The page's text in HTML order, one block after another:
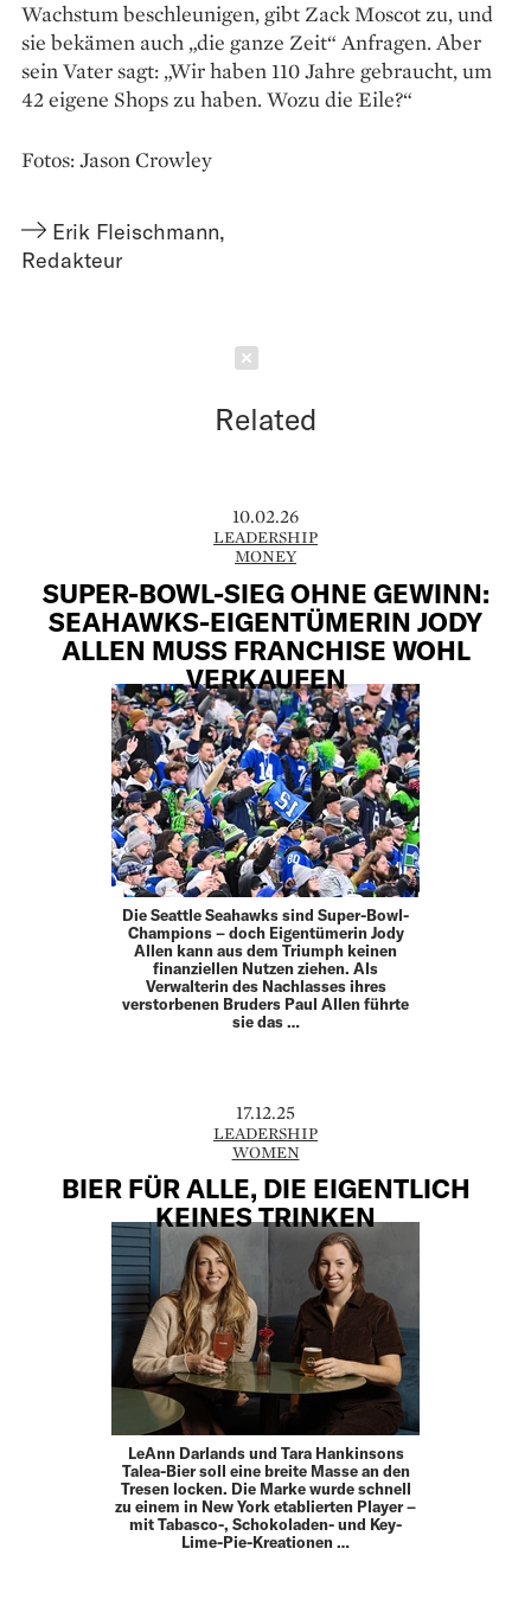
Wachstum beschleunigen, gibt Zack Moscot zu, und
sie bekämen auch „die ganze Zeit“ Anfragen. Aber
sein Vater sagt: „Wir haben 110 Jahre gebraucht, um
42 eigene Shops zu haben. Wozu die Eile?“
Fotos: Jason Crowley
Erik Fleischmann,
Redakteur
Related
10.02.26
LEADERSHIP
MONEY
SUPER-BOWL-SIEG OHNE GEWINN:
SEAHAWKS-EIGENTÜMERIN JODY
ALLEN MUSS FRANCHISE WOHL
VERKAUFEN
Die Seattle Seahawks sind Super-Bowl-
Champions – doch Eigentümerin Jody
Allen kann aus dem Triumph keinen
finanziellen Nutzen ziehen. Als
Verwalterin des Nachlasses ihres
verstorbenen Bruders Paul Allen führte
sie das …
17.12.25
LEADERSHIP
WOMEN
BIER FÜR ALLE, DIE EIGENTLICH
KEINES TRINKEN
LeAnn Darlands und Tara Hankinsons
Talea-Bier soll eine breite Masse an den
Tresen locken. Die Marke wurde schnell
zu einem in New York etablierten Player –
mit Tabasco-, Schokoladen- und Key-
Lime-Pie-Kreationen …